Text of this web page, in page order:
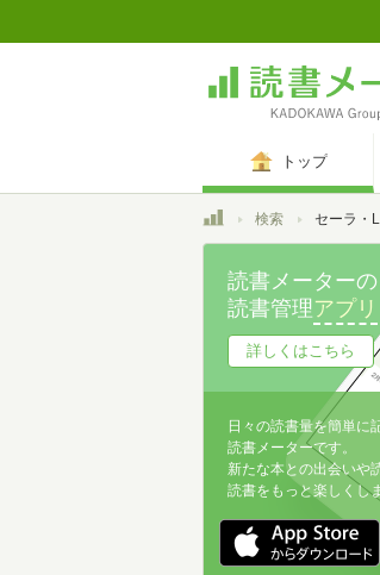
トップ
トップ検索 セーラ・
読書メーターの
読書管理アプリ
詳しくはこちら
日々の読書量を簡単に
読書メーターです。
新たな本との出会いや
読書をもっと楽しくし